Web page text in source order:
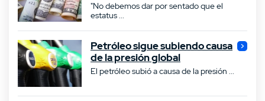
"No debemos dar por sentado que el
estatus ...
Petróleo sigue subiendo causa
de la presión global
El petróleo subió a causa de la presión ...